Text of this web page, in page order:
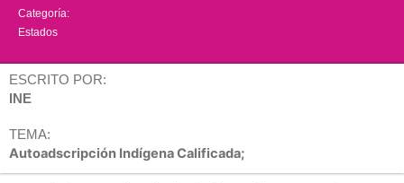
Categoría:
Estados
ESCRITO POR:
INE
TEMA:
Autoadscripción Indígena Calificada;